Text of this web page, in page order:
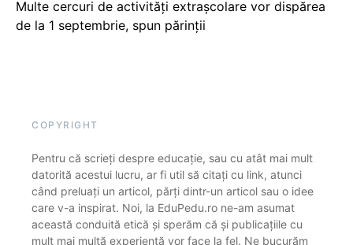
Multe cercuri de activități extrașcolare vor dispărea
de la 1 septembrie, spun părinții
COPYRIGHT
Pentru că scrieți despre educație, sau cu atât mai mult
datorită acestui lucru, ar fi util să citați cu link, atunci
când preluați un articol, părți dintr-un articol sau o idee
care v-a inspirat. Noi, la EduPedu.ro ne-am asumat
această conduită etică și sperăm că și publicațiile cu
mult mai multă experiență vor face la fel. Ne bucurăm